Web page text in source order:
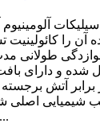
را کائولینیت
طولانی
شده و دارای بافت
برابر آتش
تا ۵۵٪، آلومینیوم ...